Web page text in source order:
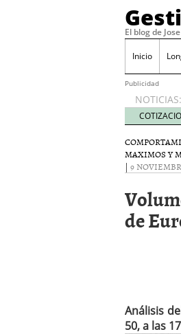
El blog de
Inicio
Publicidad
NOTICIAS:
MAXIMOS Y
| 9
de
Análisis
50, a las